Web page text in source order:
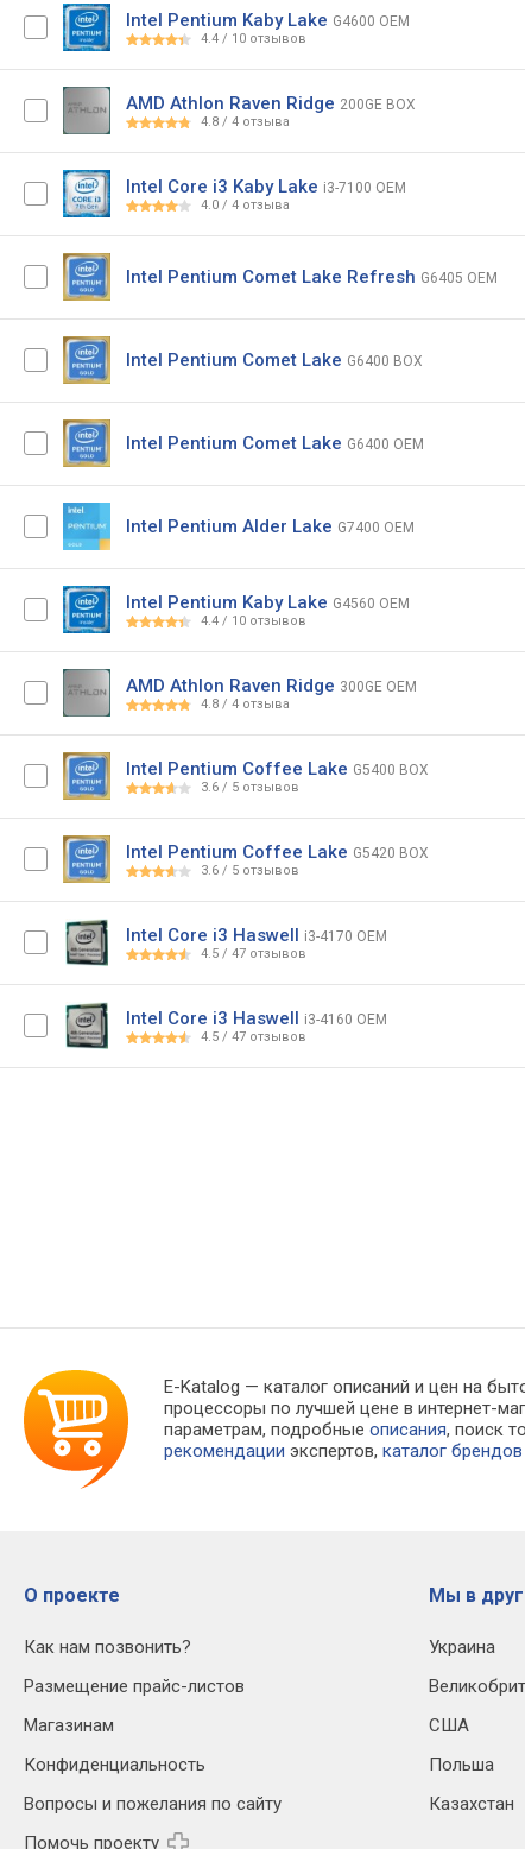
Intel Pentium Kaby Lake G4600 OEM
4.4 / 10 отзывов
AMD Athlon Raven Ridge 200GE BOX
4.8 / 4 отзыва
Intel Core i3 Kaby Lake i3-7100 OEM
4.0 / 4 отзыва
Intel Pentium Comet Lake Refresh G6405 OEM
Intel Pentium Comet Lake G6400 BOX
Intel Pentium Comet Lake G6400 OEM
Intel Pentium Alder Lake G7400 OEM
Intel Pentium Kaby Lake G4560 OEM
4.4 / 10 отзывов
AMD Athlon Raven Ridge 300GE OEM
4.8 / 4 отзыва
Intel Pentium Coffee Lake G5400 BOX
3.6 / 5 отзывов
Intel Pentium Coffee Lake G5420 BOX
3.6 / 5 отзывов
Intel Core i3 Haswell i3-4170 OEM
4.5 / 47 отзывов
Intel Core i3 Haswell i3-4160 OEM
4.5 / 47 отзывов
E-Katalog — каталог описаний и цен на
процессоры по лучшей цене в интернет-
параметрам, подробныеописания, поиск
рекомендации экспертов,каталог брендов
О проекте
Как нам позвонить?
Размещение прайс-листов
Магазинам
Конфиденциальность
Вопросы и пожелания по сайту
Помочь проекту
Мы в
Украина
США
Польша
Казахстан